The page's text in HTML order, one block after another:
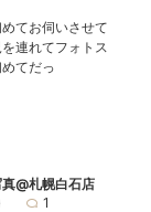
てお伺いさせて
連れてフォトス
てだっ
@札幌白石店
1